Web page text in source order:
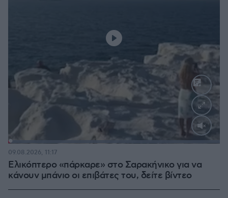
Loaded
Ελικόπτερο «πάρκαρε» στο Σαρακήνικο για να
κάνουν μπάνιο οι επιβάτες του, δείτε βίντεο
09.08.2026, 11:17